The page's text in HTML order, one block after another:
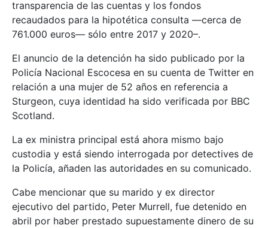
transparencia de las cuentas y los fondos
recaudados para la hipotética consulta —cerca de
761.000 euros— sólo entre 2017 y 2020–.
El anuncio de la detención ha sido publicado por la
Policía Nacional Escocesa en su cuenta de Twitter en
relación a una mujer de 52 años en referencia a
Sturgeon, cuya identidad ha sido verificada por BBC
Scotland.
La ex ministra principal está ahora mismo bajo
custodia y está siendo interrogada por detectives de
la Policía, añaden las autoridades en su comunicado.
Cabe mencionar que su marido y ex director
ejecutivo del partido, Peter Murrell, fue detenido en
abril por haber prestado supuestamente dinero de su